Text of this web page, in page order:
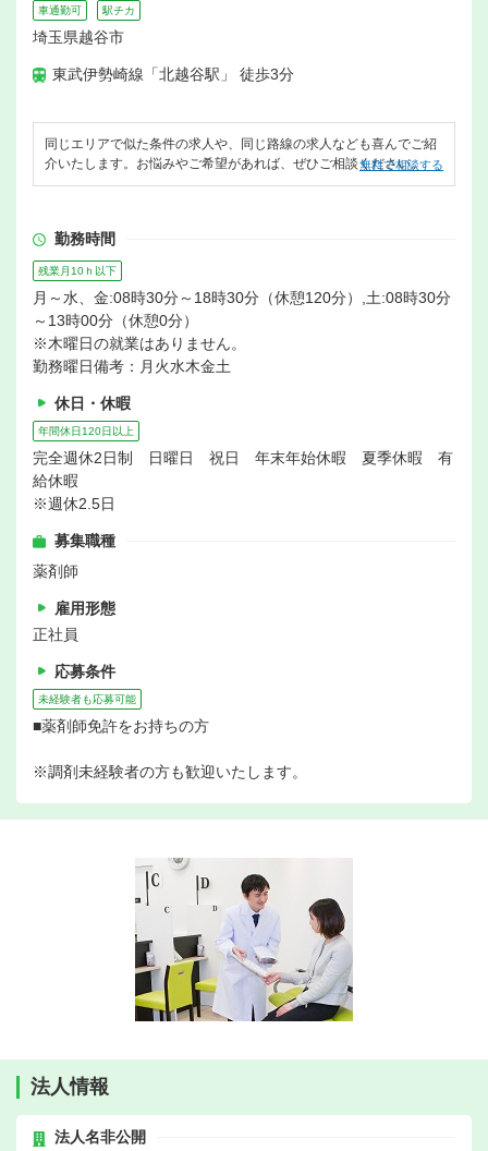
車通勤可 駅チカ
埼玉県越谷市
東武伊勢崎線「北越谷駅」 徒歩3分
同じエリアで似た条件の求人や、同じ路線の求人なども喜んでご紹
介いたします。お悩みやご希望があれば、ぜひご相談ください。
無料で相談する
勤務時間
残業月10ｈ以下
月～水、金:08時30分～18時30分（休憩120分）,土:08時30分
～13時00分（休憩0分）
※木曜日の就業はありません。
勤務曜日備考：月火水木金土
休日・休暇
年間休日120日以上
完全週休2日制 日曜日 祝日 年末年始休暇 夏季休暇 有
給休暇
※週休2.5日
募集職種
薬剤師
雇用形態
正社員
応募条件
未経験者も応募可能
■薬剤師免許をお持ちの方
※調剤未経験者の方も歓迎いたします。
法人情報
法人名非公開